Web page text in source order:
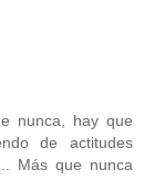
nunca, hay que
de actitudes
Más que nunca